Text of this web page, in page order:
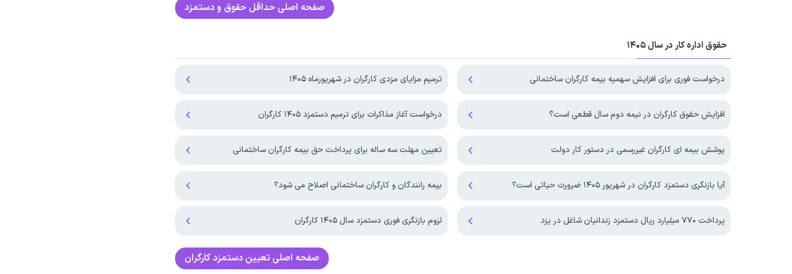
صفحه اصلیحداقل حقوق و دستمزد
حقوق اداره کار در سال ۱۴۰۵
درخواست فوری برای افزایش سهمیه بیمه کارگران ساختمانی ترمیم مزایای مزدی کارگران در شهریورماه ۱۴۰۵
افزایش حقوق کارگران در نیمه دوم سال قطعی است؟ درخواست آغاز مذاکرات برای ترمیم دستمزد ۱۴۰۵ کارگران
پوشش بیمه ای کارگران غیررسمی در دستور کار دولت تعیین مهلت سه ساله برای پرداخت حق بیمه کارگران ساختمانی
آیا بازنگری دستمزد کارگران در شهریور ۱۴۰۵ ضرورت حیاتی است؟ بیمه رانندگان و کارگران ساختمانی اصلاح می شود؟
پرداخت ۷۷۰ میلیارد ریال دستمزد زندانیان شاغل در یزد لزوم بازنگری فوری دستمزد سال ۱۴۰۵ کارگران
صفحه اصلیتعیین دستمزد کارگران